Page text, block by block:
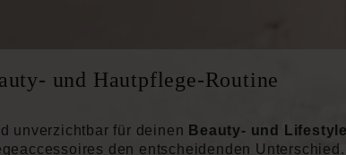
und Hautpflege-Routine
unverzichtbar für deinen Beauty- und
den entscheidenden